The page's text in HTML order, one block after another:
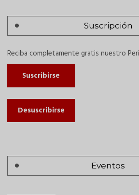
Suscripción
Reciba completamente gratis nuestro
Suscribirse
Desuscribirse
Eventos